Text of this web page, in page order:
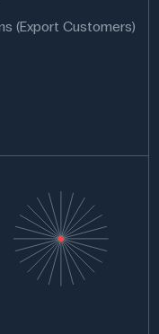
(Export Customers)